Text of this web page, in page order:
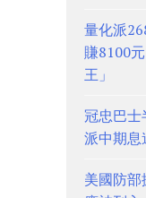
量化派
賺8100
王」
冠忠巴
派中期息
美國防